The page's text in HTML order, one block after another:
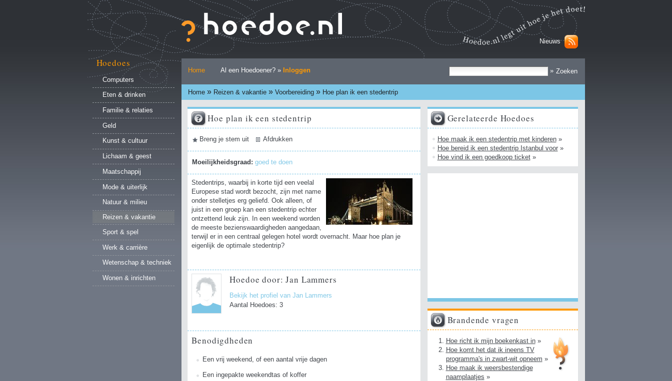
naar
inhoud.
Ga
naar
navigatie
Nieuws
»
Persoonlijke
hulpmiddelen
Home Al een Hoedoener? » Inloggen
Home » Reizen & vakantie » Voorbereiding » Hoe plan ik een stedentrip
Hoedoes
Computers
Eten & drinken
Familie & relaties
Geld
Kunst & cultuur
Lichaam & geest
Maatschappij
Mode & uiterlijk
Natuur & milieu
Reizen & vakantie
Sport & spel
Werk & carrière
Wetenschap & techniek
Wonen & inrichten
Hoe plan ik een stedentrip
Document
Breng je stem uit Afdrukken
Moeilijkheidsgraad: goed te doen
Stedentrips, waarbij in korte tijd een veelal
Europese stad wordt bezocht, zijn met name
onder stelletjes erg geliefd. Ook alleen, of
juist in een groep kan een stedentrip echter
ontzettend leuk zijn. In een weekend worden
de meeste bezienswaardigheden aangedaan,
terwijl er in een centraal gelegen hotel wordt overnacht. Maar hoe plan je
eigenlijk de optimale stedentrip?
Hoedoe door: Jan Lammers
Bekijk het profiel van Jan Lammers
Aantal Hoedoes: 3
Benodigdheden
Een vrij weekend, of een aantal vrije dagen
Een ingepakte weekendtas of koffer
Gerelateerde Hoedoes
Hoe maak ik een stedentrip met kinderen»
Hoe bereid ik een stedentrip Istanbul voor»
Hoe vind ik een goedkoop ticket»
Brandende vragen
Hoe richt ik mijn boekenkast in»
Hoe komt het dat ik ineens TV
programma's in zwart-wit opneem »
Hoe maak ik weersbestendige
naamplaatjes »